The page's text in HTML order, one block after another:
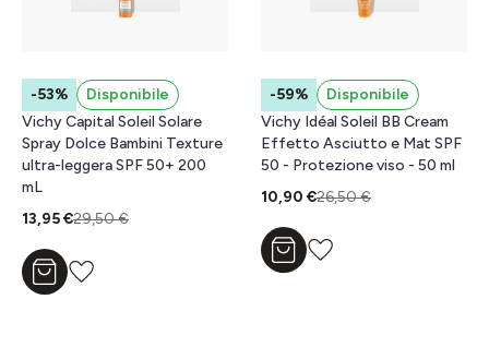
-53%
Disponibile
Vichy Capital Soleil Solare
Spray Dolce Bambini Texture
ultra-leggera SPF 50+ 200
mL
13,95 €29,50 €
Aggiungi al carrello
-59%
Disponibile
Vichy Idéal Soleil BB Cream
Effetto Asciutto e Mat SPF
50 - Protezione viso - 50 ml
10,90 €26,50 €
Aggiungi al carrello